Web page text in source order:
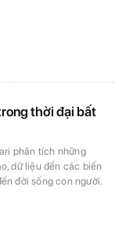
thời đại bất
phân tích những
dữ liệu đến các biến
đời sống con người.